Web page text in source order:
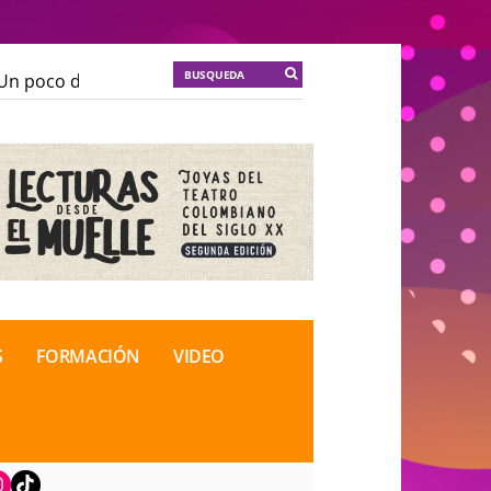
poco de locura para la cordura
Soma
Soma
de Teatro Rosa
FORMACIÓN VIDEO
TikTok